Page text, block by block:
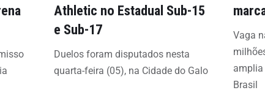
Athletic no Estadual Sub-15
e Sub-17
Duelos foram disputados nesta
quarta-feira (05), na Cidade do Galo
Vaga
amplia
Brasil